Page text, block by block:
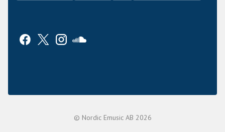
© Nordic Emusic AB 2026